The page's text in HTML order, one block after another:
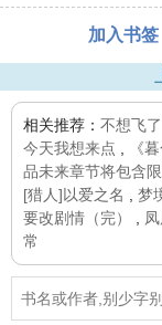
加入书签
相关推荐： 不想飞
今天我想来点
《
品未来章节将包含
[猎人]以爱之名
梦
要改剧情（完）
常